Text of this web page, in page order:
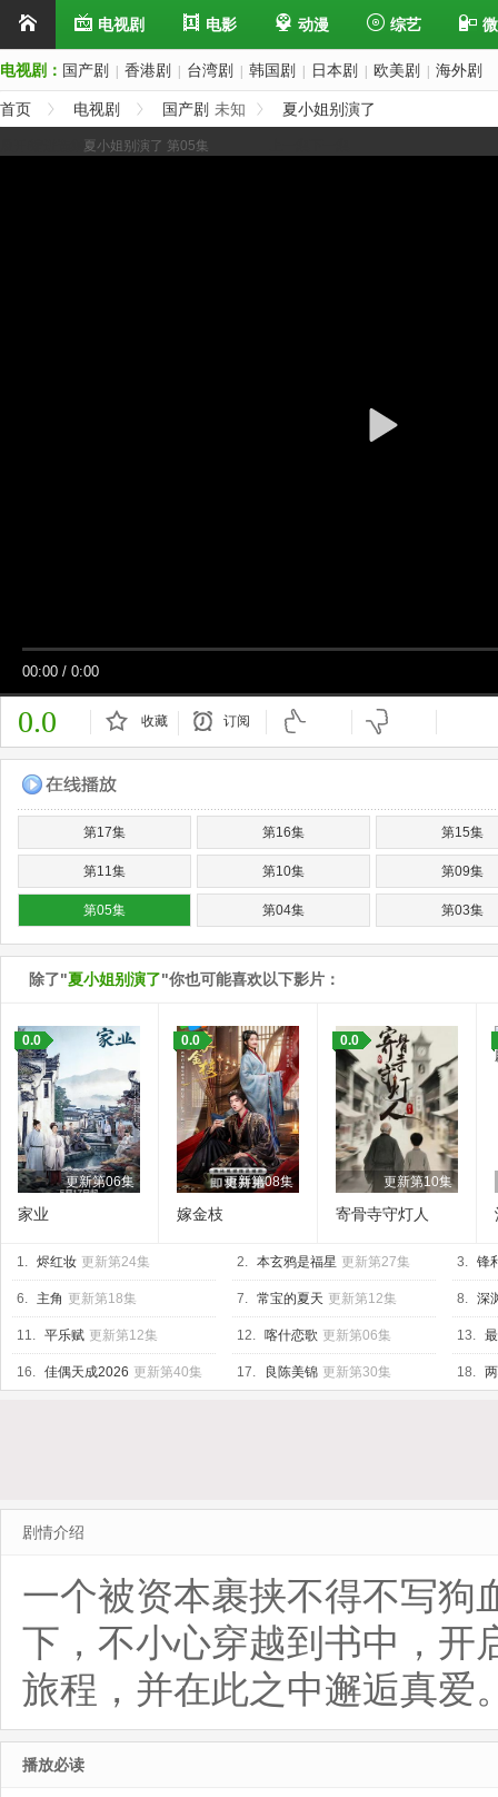
电视剧 电影 动漫 综艺
电视剧： 国产剧 香港剧 台湾剧 韩国剧 日本剧 欧美剧 海外剧
首页 电视剧 国产剧 未知 夏小姐别演了
夏小姐别演了 第05集
00:00 / 0:00
0.0 收藏 订阅
第17集 第16集 第15集
第11集 第10集 第09集
第05集 第04集 第03集
除了"夏小姐别演了"你也可能喜欢以下影片：
更新第06集
0.0
家业
更新第08集
0.0
嫁金枝
更新第10集
0.0
寄骨寺守灯人
1. 烬红妆 更新第24集 2. 本玄鸦是福星 更新第27集 3. 锋
6. 主角 更新第18集 7. 常宝的夏天 更新第12集 8. 深
11. 平乐赋 更新第12集 12. 喀什恋歌 更新第06集 13.
16. 佳偶天成2026 更新第40集 17. 良陈美锦 更新第30集 18.
剧情介绍
一个被资本裹挟不得不写狗
下，不小心穿越到书中，开
旅程，并在此之中邂逅真爱
播放必读